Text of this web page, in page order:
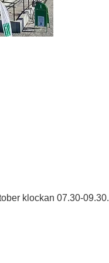
klockan 07.30-09.30.